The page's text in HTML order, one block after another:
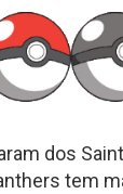
dos
tem